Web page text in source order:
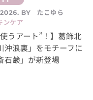
BY
たこゆら
ケア
使うアート”！】葛飾北
沖浪裏」をモチーフに
石鹸」が新登場